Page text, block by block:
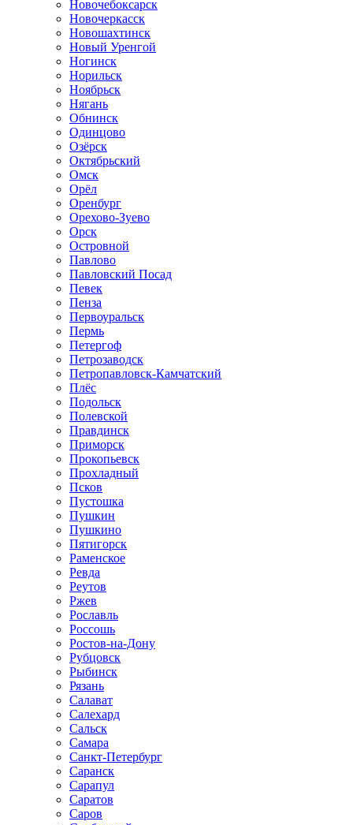
Новочебоксарск
Новочеркасск
Новошахтинск
Новый Уренгой
Ногинск
Норильск
Ноябрьск
Нягань
Обнинск
Одинцово
Озёрск
Октябрьский
Омск
Орёл
Оренбург
Орехово-Зуево
Орск
Островной
Павлово
Павловский Посад
Певек
Пенза
Первоуральск
Пермь
Петергоф
Петрозаводск
Петропавловск-Камчатский
Плёс
Подольск
Полевской
Правдинск
Приморск
Прокопьевск
Прохладный
Псков
Пустошка
Пушкин
Пушкино
Пятигорск
Раменское
Ревда
Реутов
Ржев
Рославль
Россошь
Ростов-на-Дону
Рубцовск
Рыбинск
Рязань
Салават
Салехард
Сальск
Самара
Санкт-Петербург
Саранск
Сарапул
Саратов
Саров